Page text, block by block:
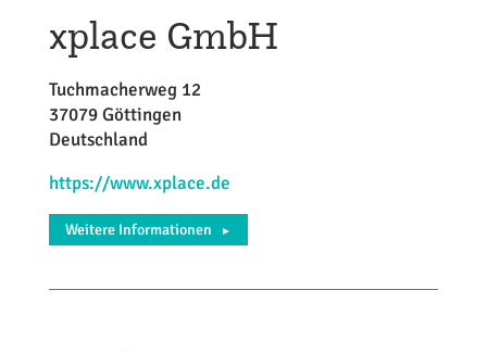
xplace GmbH
Tuchmacherweg 12
37079 Göttingen
Deutschland
https://www.xplace.de
Weitere Informationen ►